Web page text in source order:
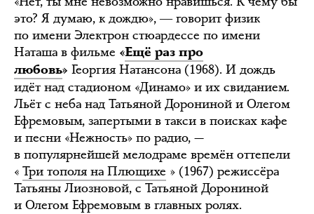
это? Я думаю, к дождю», ― говорит физик
по имени Электрон стюардессе по имени
Наташа в фильме «Ещё раз про
любовь» Георгия Натансона (1968). И дождь
идёт над стадионом «Динамо» и их свиданием.
Льёт с неба над Татьяной Дорониной и Олегом
Ефремовым, запертыми в такси в поисках кафе
и песни «Нежность» по радио, —
в популярнейшей мелодраме времён оттепели
« Три тополя на Плющихе » (1967) режиссёра
Татьяны Лиозновой, с Татьяной Дорониной
и Олегом Ефремовым в главных ролях.